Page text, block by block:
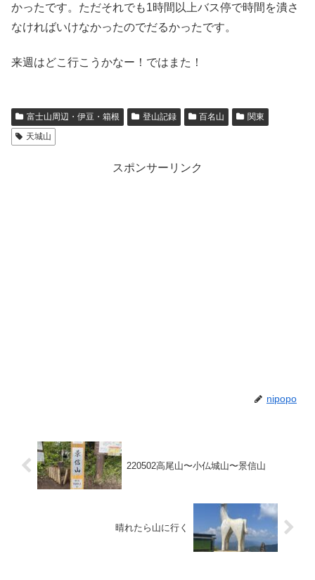
かったです。ただそれでも1時間以上バス停で時間を潰さ
なければいけなかったのでだるかったです。
来週はどこ行こうかなー！ではまた！
富士山周辺・伊豆・箱根 登山記録 百名山
関東
天城山
スポンサーリンク
nipopo
220502高尾山〜小仏城山〜景信山
晴れたら山に行く